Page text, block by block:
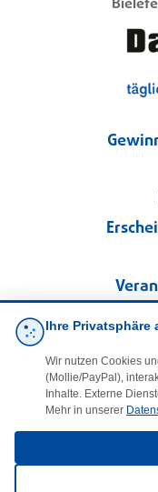
·
facebook
Ihre Privatsphäre
Wir nutzen Cookies
(Mollie/PayPal),
Inhalte. Externe
Mehr in unserer